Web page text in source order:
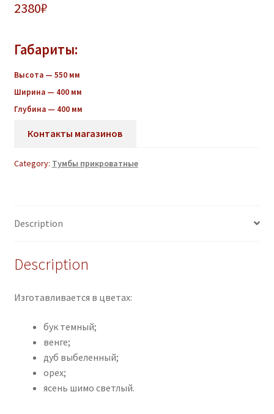
2380₽
Габариты:
Высота — 550 мм
Ширина — 400 мм
Глубина — 400 мм
Контакты магазинов
Category: Тумбы прикроватные
Description
Description
Изготавливается в цветах:
бук темный;
венге;
дуб выбеленный;
орех;
ясень шимо светлый.